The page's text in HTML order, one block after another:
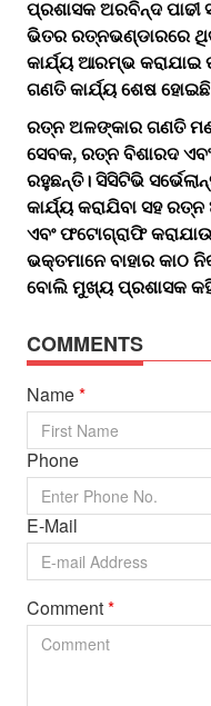
ପ୍ରଶାସକ ଅରବିନ୍ଦ ପାଢୀ
ଭିତର ରତ୍ନଭଣ୍ଡାରରେ
କାର୍ଯ୍ୟ ଆରମ୍ଭ କରାଯାଇ
ଗଣତି କାର୍ଯ୍ୟ ଶେଷ
ରତ୍ନ ଅଳଙ୍କାର ଗଣତି
ସେବକ, ରତ୍ନ ବିଶାରଦ
ରହୁଛନ୍ତି। ସିସିଟିଭି
କାର୍ଯ୍ୟ କରାଯିବା ସହ
ଏବଂ ଫଟୋଗ୍ରାଫି
ଭକ୍ତମାନେ ବାହାର କାଠ
ବୋଲି ମୁଖ୍ୟ ପ୍ରଶାସକ
COMMENTS
Name*
Phone
E-Mail
Comment*